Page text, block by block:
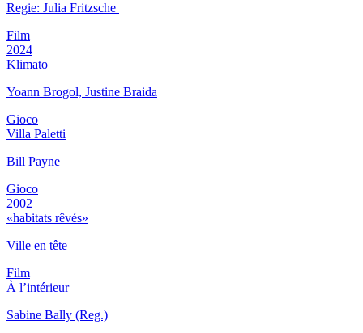
Regie: Julia Fritzsche
Film
2024
Klimato
Yoann Brogol, Justine Braida
Gioco
Villa Paletti
Bill Payne
Gioco
2002
«habitats rêvés»
Ville en tête
Film
À l’intérieur
Sabine Bally (Reg.)